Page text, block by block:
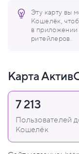
Эту карту вы
Кошелёк,
в приложении
ритейлеров.
Карта
7 213
Пользователей
Кошелёк